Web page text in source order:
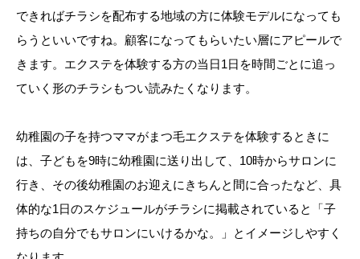
できればチラシを配布する地域の方に体験モデルになっても
らうといいですね。顧客になってもらいたい層にアピールで
きます。エクステを体験する方の当日1日を時間ごとに追っ
ていく形のチラシもつい読みたくなります。
幼稚園の子を持つママがまつ毛エクステを体験するときに
は、子どもを9時に幼稚園に送り出して、10時からサロンに
行き、その後幼稚園のお迎えにきちんと間に合ったなど、具
体的な1日のスケジュールがチラシに掲載されていると「子
持ちの自分でもサロンにいけるかな。」とイメージしやすく